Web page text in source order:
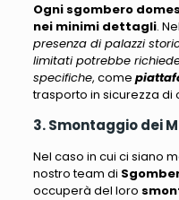
Ogni sgombero
nei minimi dettagli.
presenza di palazzi
limitati potrebbe
specifiche, come
trasporto in sicurezza di
3. Smontaggio dei
Nel caso in cui ci siano
nostro team di
occuperà del loro